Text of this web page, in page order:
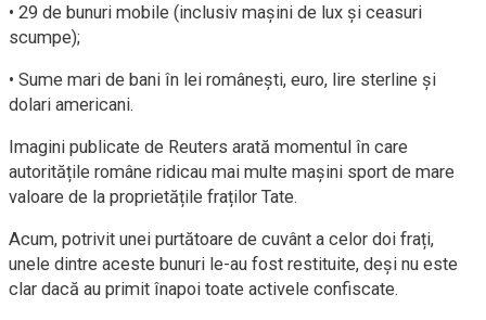
• 29 de bunuri mobile (inclusiv mașini de lux și ceasuri
scumpe);
• Sume mari de bani în lei românești, euro, lire sterline și
dolari americani.
Imagini publicate de Reuters arată momentul în care
autoritățile române ridicau mai multe mașini sport de mare
valoare de la proprietățile fraților Tate.
Acum, potrivit unei purtătoare de cuvânt a celor doi frați,
unele dintre aceste bunuri le-au fost restituite, deși nu este
clar dacă au primit înapoi toate activele confiscate.